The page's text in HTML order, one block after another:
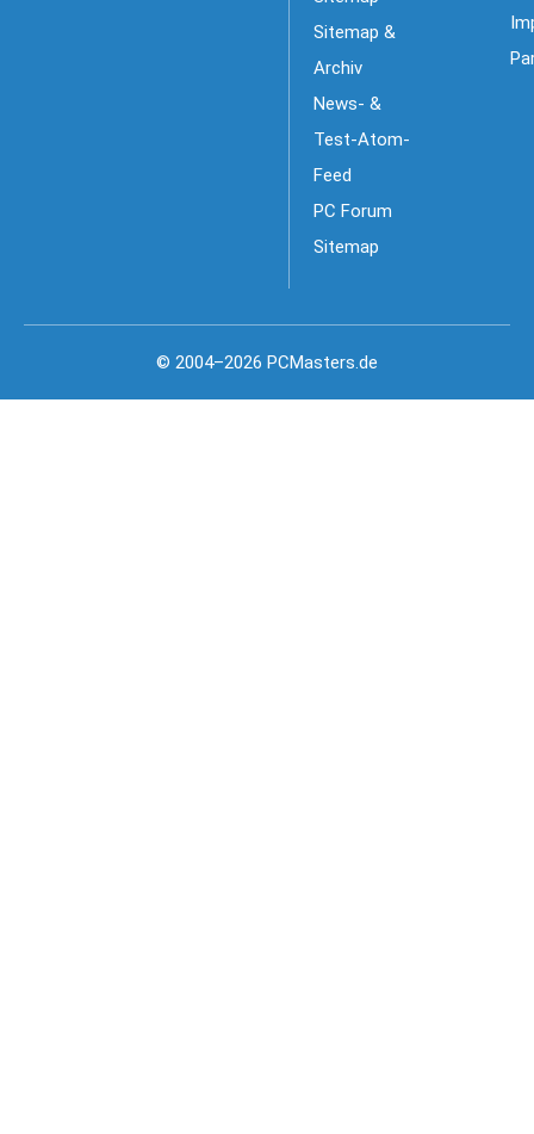
Sitemap &
Archiv
News- &
Test-Atom-
Feed
PC Forum
Sitemap
© 2004–2026 PCMasters.de